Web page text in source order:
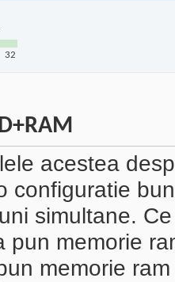
32
acestea
configuratie
simultane.
pun memorie
memorie